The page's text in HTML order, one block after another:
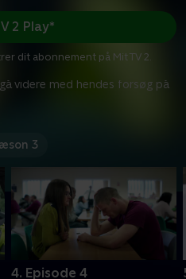
videre med hendes forsøg på
2 Play*
dit abonnement på Mit TV 2.
3
4. Episode 4